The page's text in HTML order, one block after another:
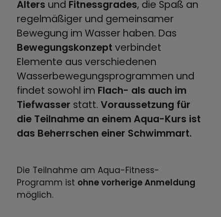
Alters und Fitnessgrades, die Spaß an
regelmäßiger und gemeinsamer
Bewegung im Wasser haben. Das
Bewegungskonzept verbindet
Elemente aus verschiedenen
Wasserbewegungsprogrammen und
findet sowohl im Flach- als auch im
Tiefwasser statt.Voraussetzung für
die Teilnahme an einem Aqua-Kurs ist
das Beherrschen einer Schwimmart.
Die Teilnahme am Aqua-Fitness-
Programm ist ohne vorherige Anmeldung
möglich.